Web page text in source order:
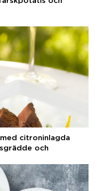
citroninlagda
och